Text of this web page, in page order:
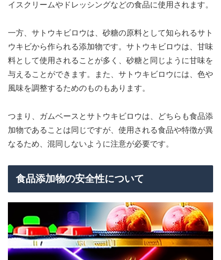
イスクリームやドレッシングなどの食品に使用されます。
一方、サトウキビロウは、砂糖の原料として知られるサト
ウキビから作られる添加物です。サトウキビロウは、甘味
料として使用されることが多く、砂糖と同じように甘味を
与えることができます。また、サトウキビロウには、色や
風味を調整するためのものもあります。
つまり、ガムベースとサトウキビロウは、どちらも食品添
加物であることは同じですが、使用される食品や特徴が異
なるため、混同しないように注意が必要です。
食品添加物の安全性について